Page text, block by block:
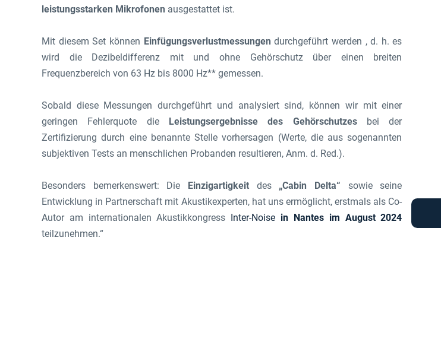
leistungsstarken Mikrofonen ausgestattet ist.
Mit diesem Set können Einfügungsverlustmessungen durchgeführt werden , d. h. es
wird die Dezibeldifferenz mit und ohne Gehörschutz über einen breiten
Frequenzbereich von 63 Hz bis 8000 Hz** gemessen.
Sobald diese Messungen durchgeführt und analysiert sind, können wir mit einer
geringen Fehlerquote die Leistungsergebnisse des Gehörschutzesbei der
Zertifizierung durch eine benannte Stelle vorhersagen (Werte, die aus sogenannten
subjektiven Tests an menschlichen Probanden resultieren, Anm. d. Red.).
Besonders bemerkenswert: Die Einzigartigkeit des „Cabin Delta“ sowie seine
Entwicklung in Partnerschaft mit Akustikexperten, hat uns ermöglicht, erstmals als Co-
Autor am internationalen Akustikkongress Inter-Noise in Nantes im August 2024
teilzunehmen.“